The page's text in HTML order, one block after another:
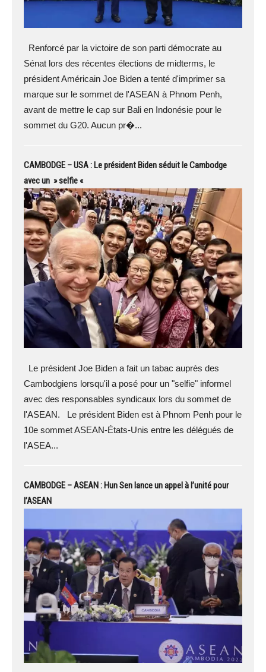
Renforcé par la victoire de son parti démocrate au
Sénat lors des récentes élections de midterms, le
président Américain Joe Biden a tenté d'imprimer sa
marque sur le sommet de l'ASEAN à Phnom Penh,
avant de mettre le cap sur Bali en Indonésie pour le
sommet du G20. Aucun pr�...
CAMBODGE – USA : Le président Biden séduit le Cambodge
avec un » selfie «
Le président Joe Biden a fait un tabac auprès des
Cambodgiens lorsqu'il a posé pour un "selfie" informel
avec des responsables syndicaux lors du sommet de
l'ASEAN. Le président Biden est à Phnom Penh pour le
10e sommet ASEAN-États-Unis entre les délégués de
l'ASEA...
CAMBODGE – ASEAN : Hun Sen lance un appel à l’unité pour
l’ASEAN